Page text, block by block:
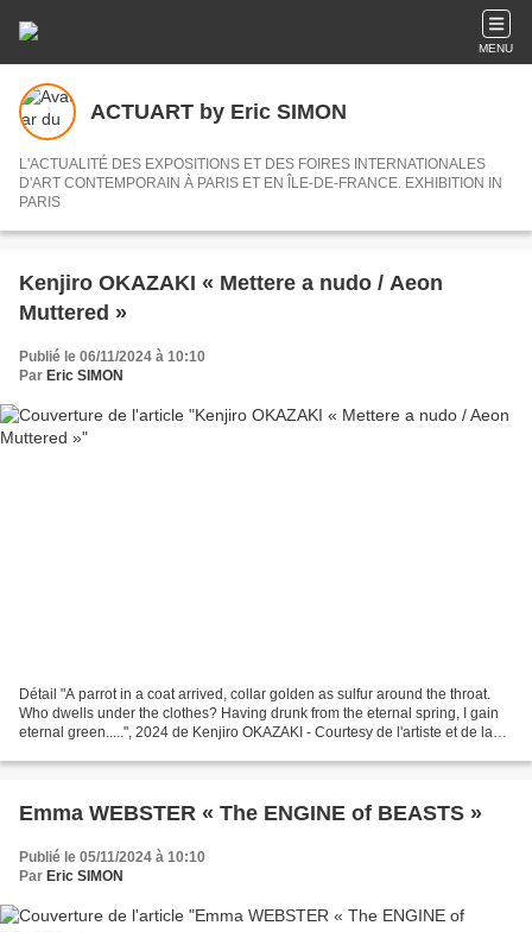
MENU
ACTUART by Eric SIMON
L'ACTUALITÉ DES EXPOSITIONS ET DES FOIRES INTERNATIONALES
D'ART CONTEMPORAIN À PARIS ET EN ÎLE-DE-FRANCE. EXHIBITION IN
PARIS
Kenjiro OKAZAKI « Mettere a nudo / Aeon
Muttered »
Publié le 06/11/2024 à 10:10
Par Eric SIMON
Détail "A parrot in a coat arrived, collar golden as sulfur around the throat.
Who dwells under the clothes? Having drunk from the eternal spring, I gain
eternal green.....", 2024 de Kenjiro OKAZAKI - Courtesy de l'artiste et de la
Emma WEBSTER « The ENGINE of BEASTS »
Publié le 05/11/2024 à 10:10
Par Eric SIMON